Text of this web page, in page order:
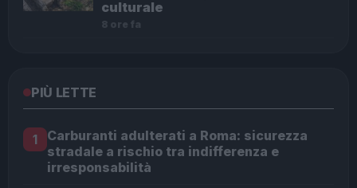
culturale
8 ore fa
PIÙ LETTE
1
Carburanti adulterati a Roma: sicurezza
stradale a rischio tra indifferenza e
irresponsabilità